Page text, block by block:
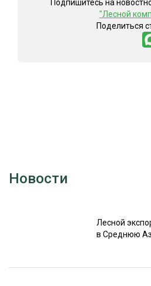
Подпишитесь на
"Лесной
Поделиться
Новости
Лесной
в Среднюю